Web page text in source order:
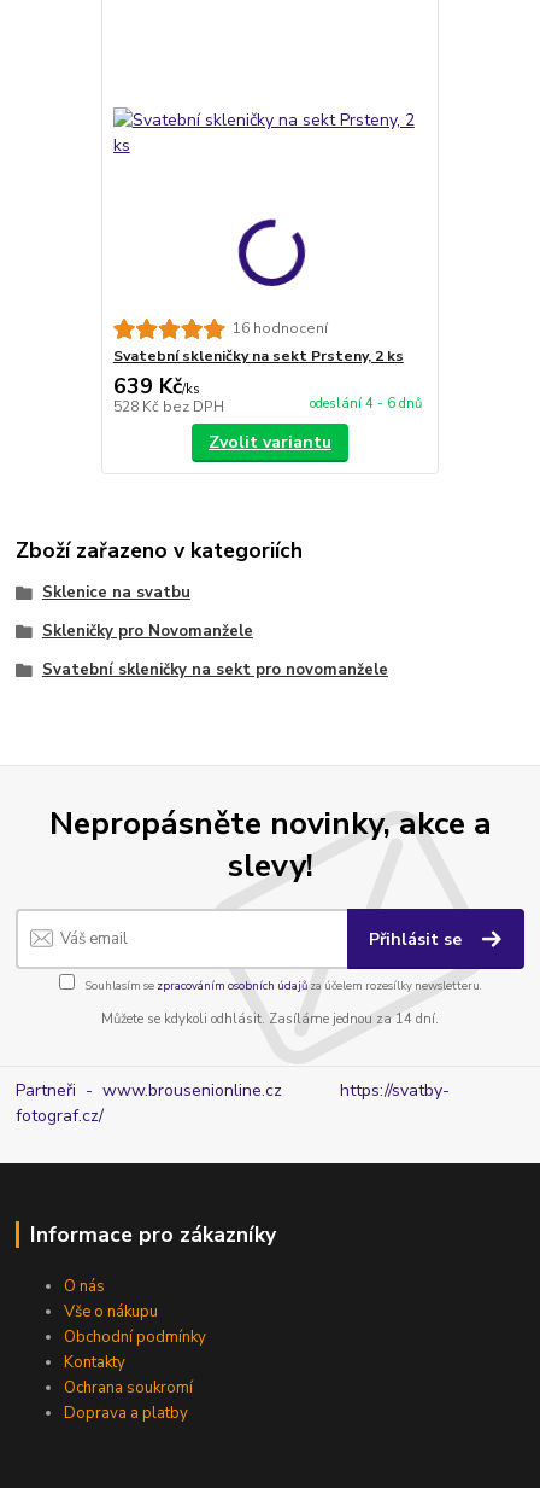
16 hodnocení
Svatební skleničky na sekt Prsteny, 2 ks
639 Kč/ks
528 Kč bez DPH odeslání 4 - 6 dnů
Zvolit variantu
Zboží zařazeno v kategoriích
Sklenice na svatbu
Skleničky pro Novomanžele
Svatební skleničky na sekt pro novomanžele
Nepropásněte novinky, akce a
slevy!
Přihlásit se
Souhlasím se zpracováním osobních údajůza účelem rozesílky newsletteru.
Můžete se kdykoli odhlásit. Zasíláme jednou za 14 dní.
Partneři - www.brousenionline.czhttps://svatby-
fotograf.cz/
Informace pro zákazníky
O nás
Vše o nákupu
Obchodní podmínky
Kontakty
Ochrana soukromí
Doprava a platby